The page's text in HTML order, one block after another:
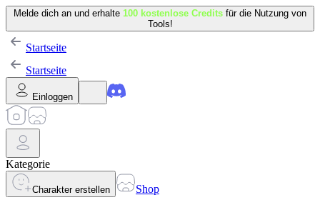
Melde dich an und erhalte 100 kostenlose Credits für die Nutzung von
Tools!
Startseite
Startseite
Einloggen
Kategorie
Charakter erstellen
Shop